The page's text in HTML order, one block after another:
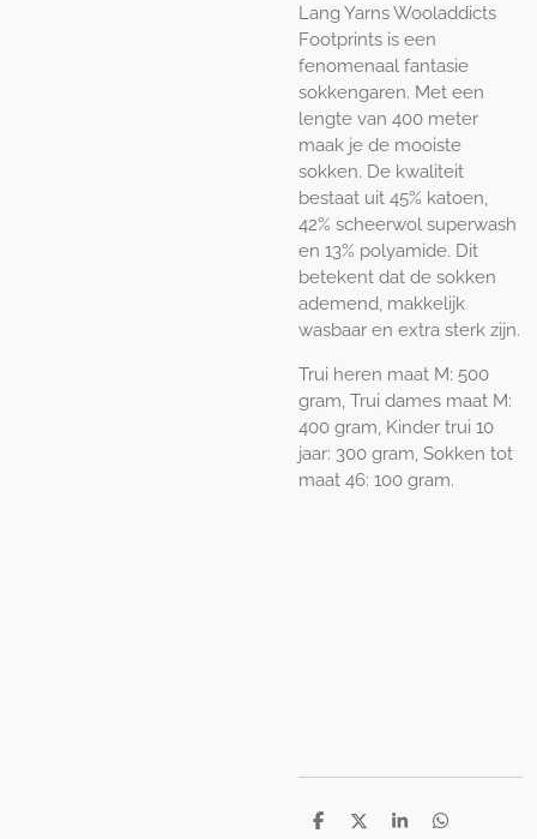
Lang Yarns Wooladdicts
Footprints is een
fenomenaal fantasie
sokkengaren. Met een
lengte van 400 meter
maak je de mooiste
sokken. De kwaliteit
bestaat uit 45% katoen,
42% scheerwol superwash
en 13% polyamide. Dit
betekent dat de sokken
ademend, makkelijk
wasbaar en extra sterk zijn.
Trui heren maat M: 500
gram, Trui dames maat M:
400 gram, Kinder trui 10
jaar: 300 gram, Sokken tot
maat 46: 100 gram.
D
D
S
D